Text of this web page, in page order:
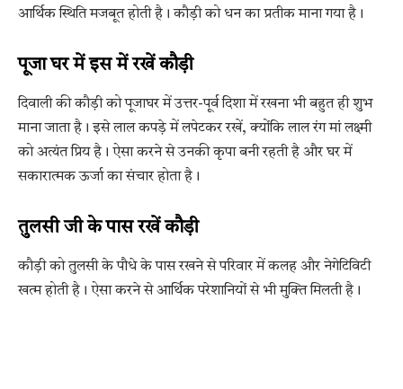
आर्थिक स्थिति मजबूत होती है। कौड़ी को धन का प्रतीक माना गया है।
पूजा घर में इस में रखें कौड़ी
दिवाली की कौड़ी को पूजाघर में उत्तर-पूर्व दिशा में रखना भी बहुत ही शुभ
माना जाता है। इसे लाल कपड़े में लपेटकर रखें, क्योंकि लाल रंग मां लक्ष्मी
को अत्यंत प्रिय है। ऐसा करने से उनकी कृपा बनी रहती है और घर में
सकारात्मक ऊर्जा का संचार होता है।
तुलसी जी के पास रखें कौड़ी
कौड़ी को तुलसी के पौधे के पास रखने से परिवार में कलह और नेगेटिविटी
खत्म होती है। ऐसा करने से आर्थिक परेशानियों से भी मुक्ति मिलती है।